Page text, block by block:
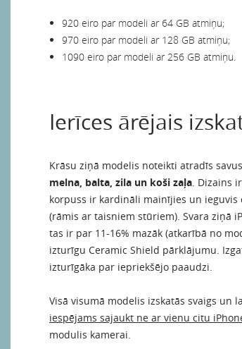
920 eiro par modeli ar 64 GB atmiņu;
970 eiro par modeli ar 128 GB atmiņu;
1090 eiro par modeli ar 256 GB atmiņu.
Ierīces ārējais
Krāsu ziņā modelis noteikti atradīs
melna, balta, zila un koši zaļa . Dizains
korpuss ir kardināli mainījies un ieguvis
(rāmis ar taisniem stūriem). Svara ziņā
tas ir par 11-16% mazāk (atkarībā no
izturīgu Ceramic Shield pārklājumu.
izturīgāka par iepriekšējo paaudzi.
Visā visumā modelis izskatās svaigs un
iespējams sajaukt ne ar vienu citu
modulis kamerai.